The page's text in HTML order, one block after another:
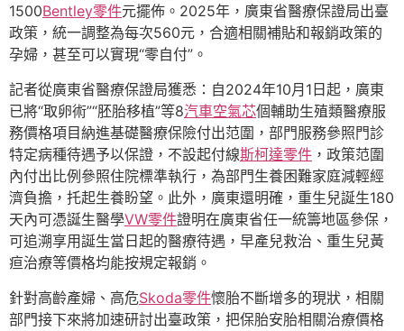
1500Bentley零件元擺佈。2025年，廣東省醫療保證局出臺
政策，統一調整為每次560元，合適相關補貼和報銷政策的
孕婦，甚至可以實現“零自付”。
記者從廣東省醫療保證局獲悉：自2024年10月1日起，廣東
已將“取卵術”“胚胎移植”等8汽車空氣芯個輔助生殖類醫療服
務價格項目納進基礎醫療保險付出范圍，部門服務參照門診
特定病種待遇予以保證，不設起付線斯柯達零件 ，政策范圍
內付出比例參照住院標準執行，為部門生養困難家庭減輕經
濟負擔，托起生養盼望。此外，廣東還明確，重生兒誕生180
天內可憑誕生醫學VW零件證明在廣東省任一統籌地區參保，
可追溯享用誕生當日起的醫療待遇，早產兒救治、重生兒黃
疸治療等價格均能按規定報銷。
針對高齡產婦、高危Skoda零件懷胎不斷增多的現狀，相關
部門接下來將加速研討出臺政策，把保胎安胎相關治療價格